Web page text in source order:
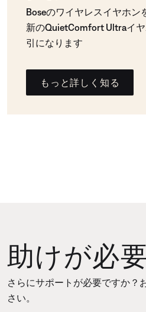
Boseのワイヤレスイヤホン
新のQuietComfort Ultraイ
引になります
もっと詳しく知る
助けが必
さらにサポートが必要ですか？
さい。